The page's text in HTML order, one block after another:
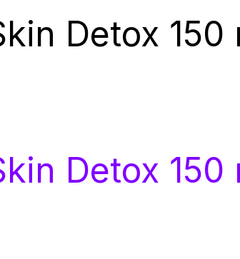
Detox 150
Detox 150